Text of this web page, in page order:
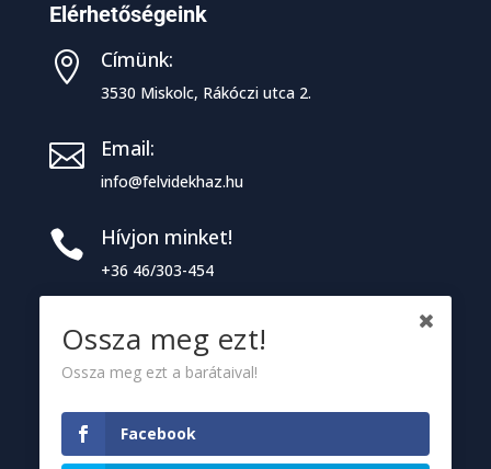
Elérhetőségeink
 Címünk:
3530 Miskolc, Rákóczi utca 2.
 Email:
info@felvidekhaz.hu
 Hívjon minket!
+36 46/303-454
Információk
j Adószám:
18456712-2-06
Ossza meg ezt!
Ossza meg ezt a barátaival!
Facebook